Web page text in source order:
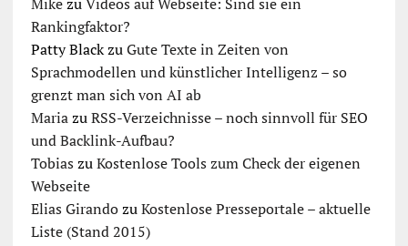
Rankingfaktor?
Patty BlackzuGute Texte in Zeiten von
Sprachmodellen und künstlicher Intelligenz – so
grenzt man sich von AI ab
MariazuRSS-Verzeichnisse – noch sinnvoll für SEO
und Backlink-Aufbau?
Tobias zuKostenlose Tools zum Check der eigenen
Webseite
Elias GirandozuKostenlose Presseportale – aktuelle
Liste (Stand 2015)